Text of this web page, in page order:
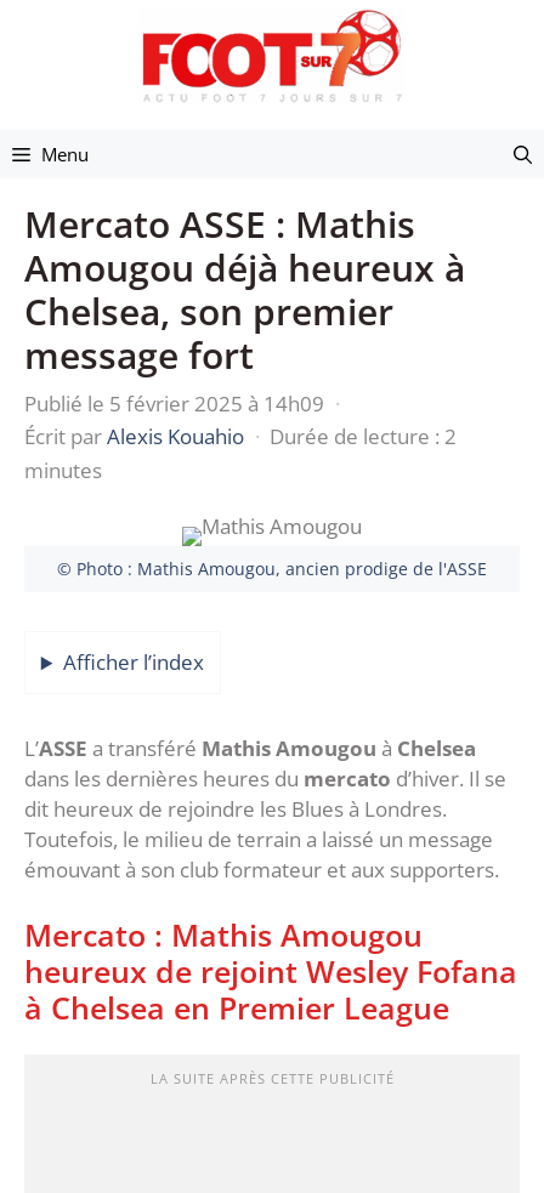
Menu
Mercato ASSE : Mathis
Amougou déjà heureux à
Chelsea, son premier
message fort
Publié le 5 février 2025 à 14h09 ·
Écrit parAlexis Kouahio · Durée de lecture : 2
minutes
© Photo : Mathis Amougou, ancien prodige de l'ASSE
Afficher l’index
L’ASSE a transféré Mathis Amougou à Chelsea
dans les dernières heures du mercato d’hiver. Il se
dit heureux de rejoindre les Blues à Londres.
Toutefois, le milieu de terrain a laissé un message
émouvant à son club formateur et aux supporters.
Mercato : Mathis Amougou
heureux de rejoint Wesley Fofana
à Chelsea en Premier League
LA SUITE APRÈS CETTE PUBLICITÉ